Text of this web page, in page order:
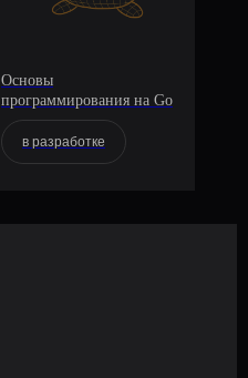
Основы
программирования на Go
в разработке